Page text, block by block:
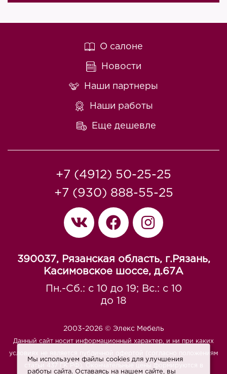
О салоне
Новости
Наши партнеры
Наши работы
Еще дешевле
+7 (4912) 50-25-25
+7 (930) 888-55-25
390037, Рязанская область, г.Рязань,
Касимовское шоссе, д.67A
Пн.-Сб.: с 10 до 19; Вс.: с 10
до 18
2003-2026 © Элекс Мебель
Данный сайт носит информационный характер, и ни при каких
условиях не является публичной офертой (согласно положениям
статьи 437 ГК РФ). Окончательные цены формируются в
Мы используем файлы cookies для улучшения
работы сайта. Оставаясь на нашем сайте, вы